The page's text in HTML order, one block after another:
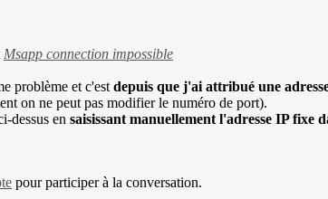
Msapp connection impossible
problème et c'est depuis que j'ai attribué une
on ne peut pas modifier le numéro de port).
dessus en saisissant manuellement l'adresse IP
pour participer à la conversation.